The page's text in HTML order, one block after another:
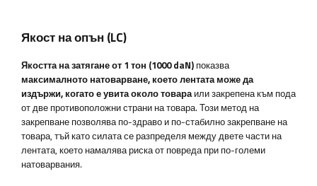
Якост на опън (LC)
Якостта на затягане от 1 тон (1000 daN) показва
максималното натоварване, което лентата може да
издържи, когато е увита около товараили закрепена към пода
от две противоположни страни на товара. Този метод на
закрепване позволява по-здраво и по-стабилно закрепване на
товара, тъй като силата се разпределя между двете части на
лентата, което намалява риска от повреда при по-големи
натоварвания.